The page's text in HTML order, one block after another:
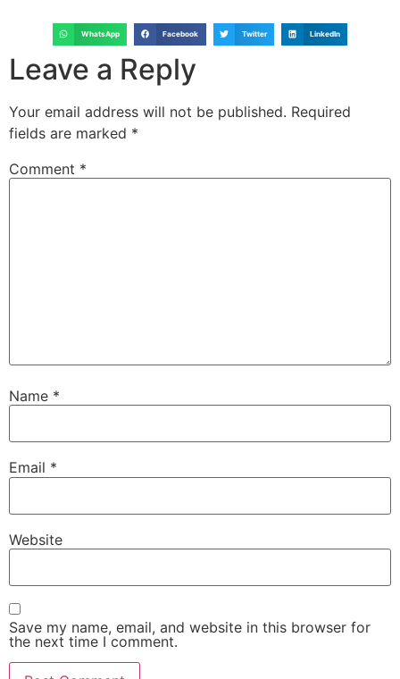
WhatsApp Facebook Twitter LinkedIn
Leave a Reply
Your email address will not be published. Required
fields are marked *
Comment *
Name *
Email *
Website
Save my name, email, and website in this browser for
the next time I comment.